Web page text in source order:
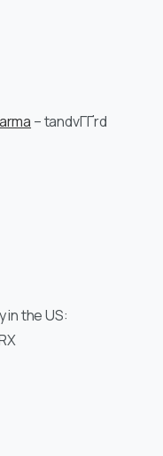
– tandvГҐrd
in the US: